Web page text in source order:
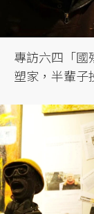
專訪六四「國
塑家，半輩子